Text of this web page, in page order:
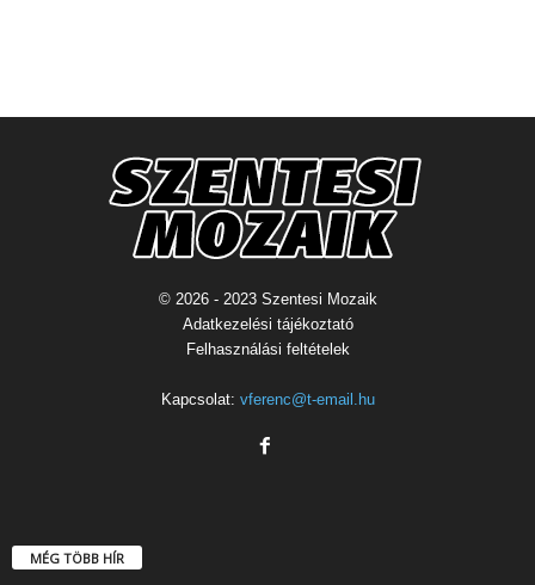
© 2026 - 2023 Szentesi Mozaik
Adatkezelési tájékoztató
Felhasználási feltételek
Kapcsolat: vferenc@t-email.hu
MÉG TÖBB HÍR